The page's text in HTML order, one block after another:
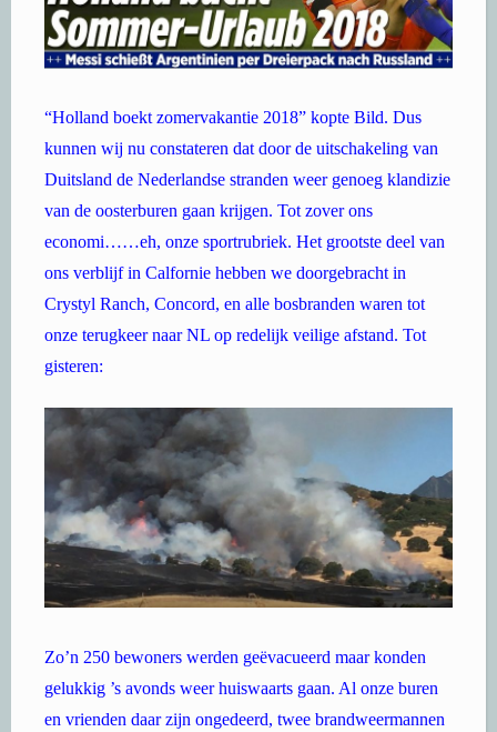
“Holland boekt zomervakantie 2018” kopte Bild. Dus
kunnen wij nu constateren dat door de uitschakeling van
Duitsland de Nederlandse stranden weer genoeg klandizie
van de oosterburen gaan krijgen. Tot zover ons
economi……eh, onze sportrubriek. Het grootste deel van
ons verblijf in Calfornie hebben we doorgebracht in
Crystyl Ranch, Concord, en alle bosbranden waren tot
onze terugkeer naar NL op redelijk veilige afstand. Tot
gisteren:
Zo’n 250 bewoners werden geëvacueerd maar konden
gelukkig ’s avonds weer huiswaarts gaan. Al onze buren
en vrienden daar zijn ongedeerd, twee brandweermannen